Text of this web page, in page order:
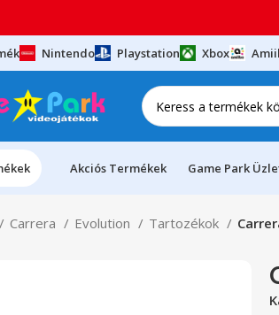
Nintendo Playstation Xbox
Akciós Termékek Game Park
Carrera Evolution Tartozékok